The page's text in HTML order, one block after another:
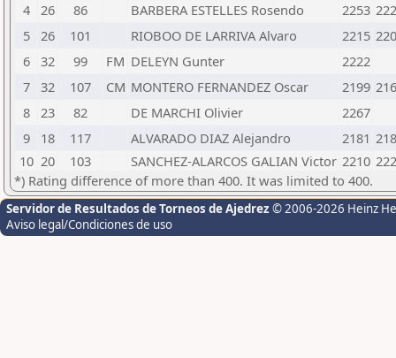
4 26 86 BARBERA ESTELLES Rosendo 2253
5 26 101 RIOBOO DE LARRIVA Alvaro 2215
6 32 99 FM DELEYN Gunter
2222
7 32 107 CM MONTERO FERNANDEZ Oscar 2199
8 23 82 DE MARCHI Olivier
2267
9
18 117 ALVARADO DIAZ Alejandro 2181
10 20 103 SANCHEZ-ALARCOS GALIAN Victor 2210
*) Rating difference of more than 400. It was limited to 400.
Servidor de Resultados de Torneos de Ajedrez © 2006-2026 Heinz
Aviso legal/Condiciones de uso